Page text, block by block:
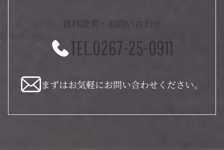
資料請求・お問い合わせ
TEL.0267-25-0911
まずはお気軽にお問い合わせください。